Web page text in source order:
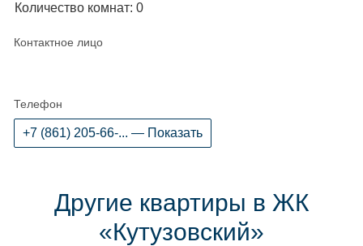
Количество комнат: 0
Контактное лицо
Телефон
+7 (861) 205-66-... — Показать
Другие квартиры в ЖК
«Кутузовский»